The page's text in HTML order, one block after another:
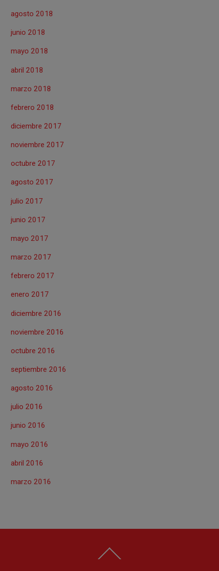
agosto 2018
junio 2018
mayo 2018
abril 2018
marzo 2018
febrero 2018
diciembre 2017
noviembre 2017
octubre 2017
agosto 2017
julio 2017
junio 2017
mayo 2017
marzo 2017
febrero 2017
enero 2017
diciembre 2016
noviembre 2016
octubre 2016
septiembre 2016
agosto 2016
julio 2016
junio 2016
mayo 2016
abril 2016
marzo 2016
To